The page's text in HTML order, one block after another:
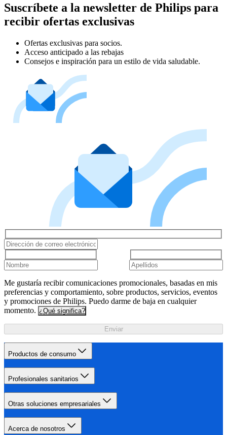
Suscríbete a la newsletter de Philips para
recibir ofertas exclusivas
Ofertas exclusivas para socios.
Acceso anticipado a las rebajas
Consejos e inspiración para un estilo de vida saludable.
Me gustaría recibir comunicaciones promocionales, basadas en mis
preferencias y comportamiento, sobre productos, servicios, eventos
y promociones de Philips. Puedo darme de baja en cualquier
momento. ¿Qué significa?
Enviar
Productos de consumo
Profesionales sanitarios
Otras soluciones empresariales
Acerca de nosotros